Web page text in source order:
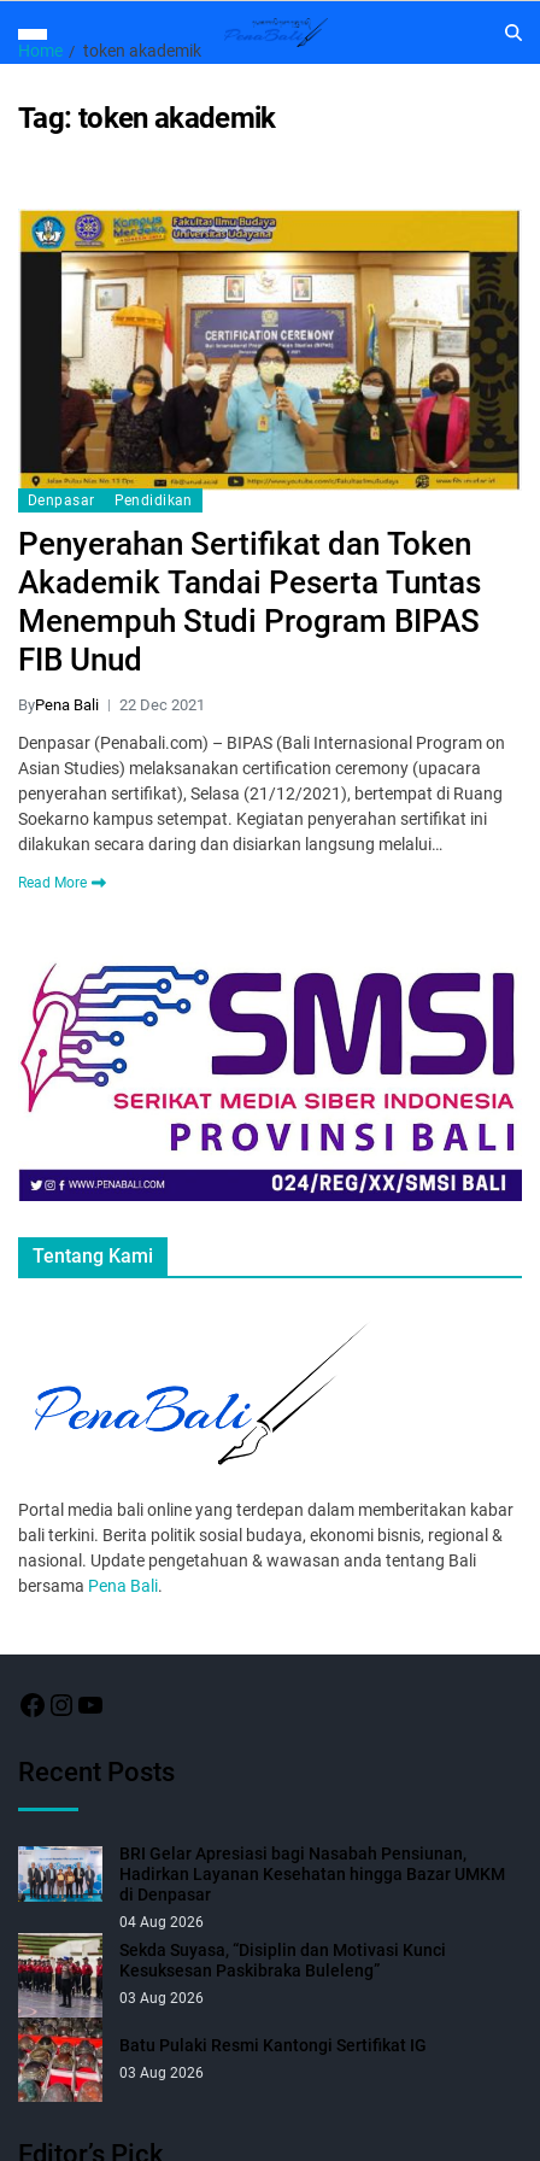
Home token akademik
Tag: token akademik
Denpasar Pendidikan
Penyerahan Sertifikat dan Token
Akademik Tandai Peserta Tuntas
Menempuh Studi Program BIPAS
FIB Unud
ByPena Bali 22 Dec 2021
Denpasar (Penabali.com) – BIPAS (Bali Internasional Program on
Asian Studies) melaksanakan certification ceremony (upacara
penyerahan sertifikat), Selasa (21/12/2021), bertempat di Ruang
Soekarno kampus setempat. Kegiatan penyerahan sertifikat ini
dilakukan secara daring dan disiarkan langsung melalui…
Read More
Tentang Kami
Portal media bali online yang terdepan dalam memberitakan kabar
bali terkini. Berita politik sosial budaya, ekonomi bisnis, regional &
nasional. Update pengetahuan & wawasan anda tentang Bali
bersama Pena Bali.
Recent Posts
BRI Gelar Apresiasi bagi Nasabah Pensiunan,
Hadirkan Layanan Kesehatan hingga Bazar UMKM
di Denpasar
04 Aug 2026
Sekda Suyasa, “Disiplin dan Motivasi Kunci
Kesuksesan Paskibraka Buleleng”
03 Aug 2026
Batu Pulaki Resmi Kantongi Sertifikat IG
03 Aug 2026
Editor’s Pick